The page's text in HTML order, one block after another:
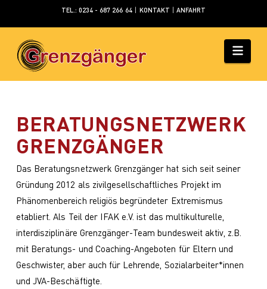
TEL.: 0234 - 687 266 64| KONTAKT ANFAHRT
BOCHUM
|
NRW
BERATUNGS­NETZWERK
GRENZGÄNGER
Das Beratungsnetzwerk Grenzgänger hat sich seit seiner
Gründung 2012 als zivilgesellschaftliches Projekt im
Phänomenbereich religiös begründeter Extremismus
etabliert. Als Teil der IFAK e.V. ist das multikulturelle,
interdisziplinäre Grenzgänger-Team bundesweit aktiv, z.B.
mit Beratungs- und Coaching-Angeboten für Eltern und
Geschwister, aber auch für Lehrende, Sozialarbeiter*innen
und JVA-Beschäftigte.